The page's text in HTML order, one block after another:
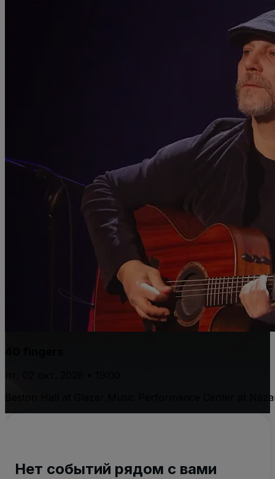
Beston Hall at Glazer Music Performance Center at
Нет событий рядом с вами